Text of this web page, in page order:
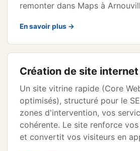
remonter dans Maps à
En savoir plus →
Création de site
Un site vitrine rapide (Core
optimisés), structuré pour le
zones d'intervention, vos
cohérente. Le site renforce
et convertit vos visiteurs en